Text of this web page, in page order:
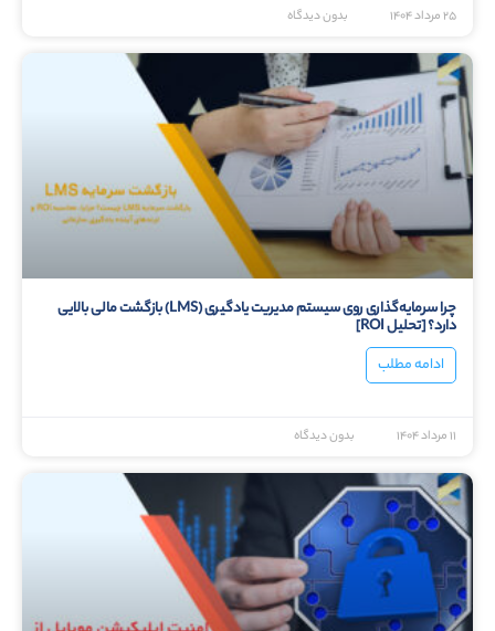
۲۵ مرداد ۱۴۰۴ بدون دیدگاه
چرا سرمایه‌گذاری روی سیستم مدیریت یادگیری (LMS) بازگشت مالی بالایی
دارد؟ [تحلیل ROI]
ادامه مطلب
۱۱ مرداد ۱۴۰۴ بدون دیدگاه